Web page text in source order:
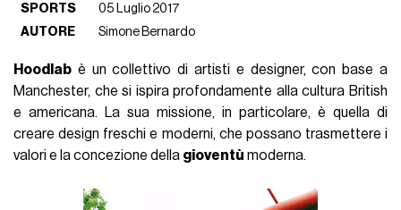
SPORTS
05 Luglio 2017
AUTORE
Simone Bernardo
Hoodlab è un collettivo di artisti e designer, con base a
Manchester, che si ispira profondamente alla cultura British
e americana. La sua missione, in particolare, è quella di
creare design freschi e moderni, che possano trasmettere i
valori e la concezione della gioventù moderna.